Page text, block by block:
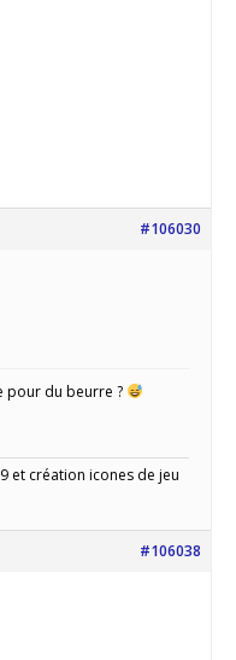
#106030
pour du beurre ?
et création icones de jeu
#106038